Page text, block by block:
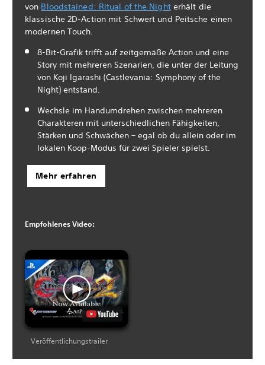
von Bloodstained: Ritual of the Nighterhält die
klassische 2D-Action mit Schwert und Peitsche einen
modernen Touch.
8-Bit-Grafik trifft auf zeitgemäße Action und eine
Story mit mehreren Szenarien, die unter der Leitung
von Koji Igarashi (Castlevania: Symphony of the
Night) entstand.
Wechsle im Handumdrehen zwischen mehreren
Charakteren mit unterschiedlichen Fähigkeiten,
Stärken und Schwächen – egal ob du allein oder im
lokalen Koop-Modus für zwei Spieler spielst.
Mehr erfahren
Empfohlenes Video:
Veröffentlichungstrailer